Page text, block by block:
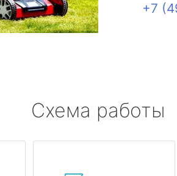
+7
Схема работы